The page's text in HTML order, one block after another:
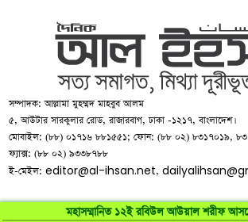
মহাসম্মানিত ১২ই রবিউল আউয়াল শরীফ
সম্পাদক: আল্লামা মুহম্মদ মাহবুব আলম
৫, আউটার সারকুলার রোড, রাজারবাগ, ঢাকা -১২১৭, বাংলাদেশ।
মোবাইল: (৮৮) ০১৭১৬ ৮৮১৫৫১; ফোন: (৮৮ ০২) ৮৩১৭০১৯,
ফ্যাক্স: (৮৮ ০২) ৯৩৩৮৭৮৮
ই-মেইল:editor@al-ihsan.net,